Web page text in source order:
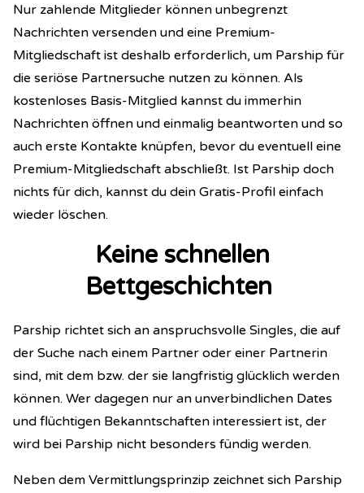
Nur zahlende Mitglieder können unbegrenzt
Nachrichten versenden und eine Premium-
Mitgliedschaft ist deshalb erforderlich, um Parship für
die seriöse Partnersuche nutzen zu können. Als
kostenloses Basis-Mitglied kannst du immerhin
Nachrichten öffnen und einmalig beantworten und so
auch erste Kontakte knüpfen, bevor du eventuell eine
Premium-Mitgliedschaft abschließt. Ist Parship doch
nichts für dich, kannst du dein Gratis-Profil einfach
wieder löschen.
Keine schnellen
Bettgeschichten
Parship richtet sich an anspruchsvolle Singles, die auf
der Suche nach einem Partner oder einer Partnerin
sind, mit dem bzw. der sie langfristig glücklich werden
können. Wer dagegen nur an unverbindlichen Dates
und flüchtigen Bekanntschaften interessiert ist, der
wird bei Parship nicht besonders fündig werden.
Neben dem Vermittlungsprinzip zeichnet sich Parship